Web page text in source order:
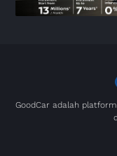
GoodCar adalah